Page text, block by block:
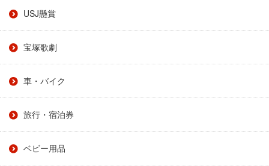
USJ懸賞
宝塚歌劇
車・バイク
旅行・宿泊券
ベビー用品